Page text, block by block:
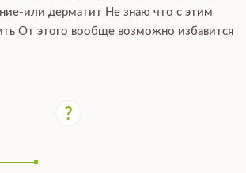
или дерматит Не знаю что с этим
От этого вообще возможно избавится